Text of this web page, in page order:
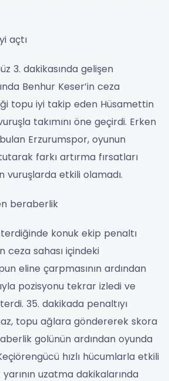
açtı
3. dakikasında gelişen
Benhur Keser’in ceza
topu iyi takip eden Hüsamettin
takımını öne geçirdi. Erken
Erzurumspor, oyunun
farkı artırma fırsatları
vuruşlarda etkili olamadı.
beraberlik
konuk ekip penaltı
ceza sahası içindeki
eline çarpmasının ardından
pozisyonu tekrar izledi ve
35. dakikada penaltıyı
topu ağlara göndererek skora
golünün ardından oyunda
hızlı hücumlarla etkili
uzatma dakikalarında